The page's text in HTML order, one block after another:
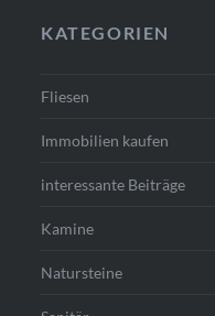
KATEGORIEN
Fliesen
Immobilien kaufen
interessante Beiträge
Kamine
Natursteine